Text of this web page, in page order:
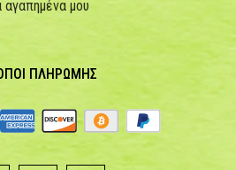
αγαπημένα μου
ΠΛΗΡΩΜΗΣ